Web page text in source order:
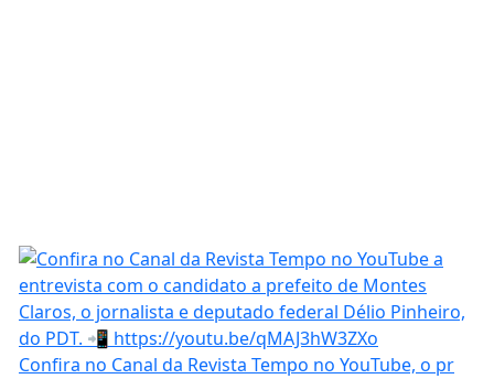
Confira no Canal da Revista Tempo no YouTube, o pr